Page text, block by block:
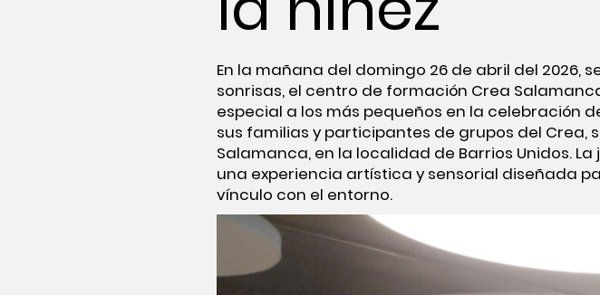
En la mañana del domingo 26 de abril del
sonrisas, el centro de formación Crea
especial a los más pequeños en la celebración
sus familias y participantes de grupos del Crea,
Salamanca, en la localidad de Barrios Unidos.
una experiencia artística y sensorial diseñada
vínculo con el entorno.